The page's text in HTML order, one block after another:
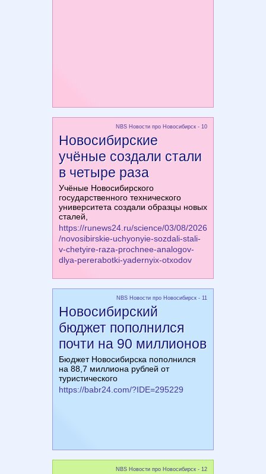
NBS Новости про Новосибирск - 10
Новосибирские
учёные создали стали
в четыре раза
Учёные Новосибирского
государственного технического
университета создали образцы новых
сталей,
https://runews24.ru/science/03/08/2026
/novosibirskie-uchyonyie-sozdali-stali-
v-chetyire-raza-prochnee-analogov-
dlya-pererabotki-yadernyix-otxodov
NBS Новости про Новосибирск - 11
Новосибирский
бюджет пополнился
почти на 90 миллионов
Бюджет Новосибирска пополнился
на 88,7 миллиона рублей от
туристического
https://babr24.com/?IDE=295229
NBS Новости про Новосибирск - 12